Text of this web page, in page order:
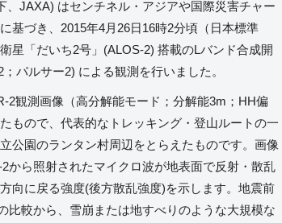
、JAXA) はセンチネル・アジアや国際災害チャー
基づき、2015年4月26日16時2分頃（日本標準
星「だいち2号」(ALOS-2) 搭載のLバンド合成開
パルサー2) による観測を行いました。
2観測画像（高分解能モード；分解能3m；HH偏
もので、代表的なトレッキング・登山ルートの一
公園のランタン村周辺をとらえたものです。画像
から照射されたマイクロ波が地表面で反射・散乱
向に戻る強度(後方散乱強度)を示します。地震前
比較から、雪崩または地すべりのような大規模な